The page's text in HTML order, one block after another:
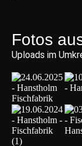
Fotos
Uploads im